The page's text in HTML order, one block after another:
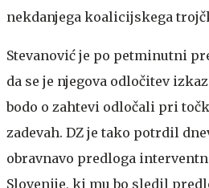
nekdanjega koalicijskega
Stevanović je po petminutni
da se je njegova odločitev
bodo o zahtevi odločali pri
zadevah. DZ je tako potrdil
obravnavo predloga
Slovenije, ki mu bo sledil